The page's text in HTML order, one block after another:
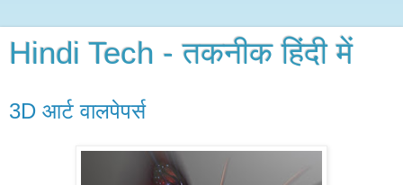
Hindi Tech - तकनीक हिंदी में
3D आर्ट वालपेपर्स